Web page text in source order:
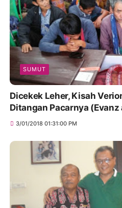
SUMUT
Dicekek Leher, Kisah
Ditangan Pacarnya
3/01/2018 01:31:00 PM